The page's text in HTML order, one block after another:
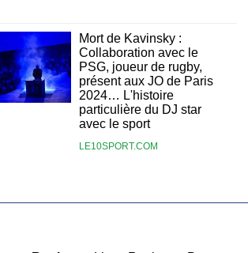
Mort de Kavinsky :
Collaboration avec le
PSG, joueur de rugby,
présent aux JO de Paris
2024… L'histoire
particulière du DJ star
avec le sport
LE10SPORT.COM